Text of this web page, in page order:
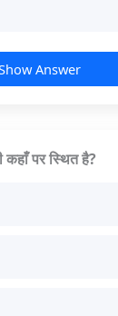
Answer
कहाँ पर स्थित है?